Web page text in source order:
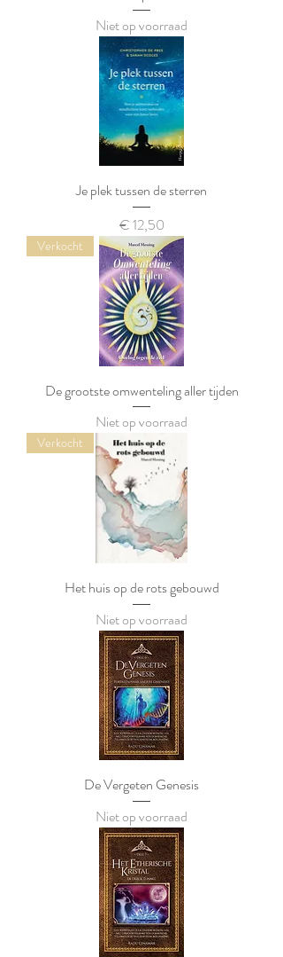
Niet op voorraad
Je plek tussen de sterren
Prijs
€ 12,50
Verkocht
De grootste omwenteling aller tijden
Niet op voorraad
Verkocht
Het huis op de rots gebouwd
Niet op voorraad
De Vergeten Genesis
Niet op voorraad